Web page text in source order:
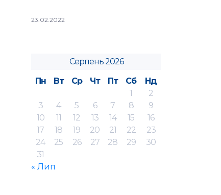
23.02.2022
Серпень 2026
Пн
Вт Ср Чт Пт Сб
Нд
1
2
3
4 5 6 7 8
9
10
11 12 13 14 15
16
17
18 19 20 21 22
23
24
25 26 27 28 29
30
31
« Лип